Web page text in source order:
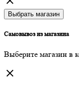
Выбрать магазин
Самовывоз из магазина
Выберите магазин в